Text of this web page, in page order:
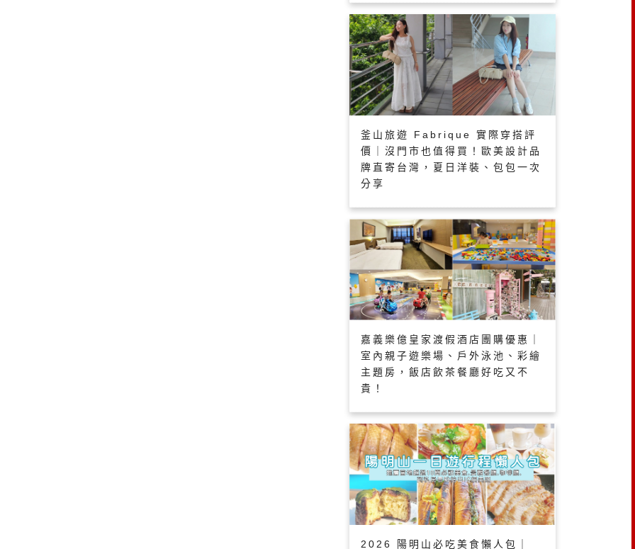
釜山旅遊 Fabrique 實際穿搭評
價｜沒門市也值得買！歐美設計品
牌直寄台灣，夏日洋裝、包包一次
分享
嘉義樂億皇家渡假酒店團購優惠｜
室內親子遊樂場、戶外泳池、彩繪
主題房，飯店飲茶餐廳好吃又不
貴！
2026 陽明山必吃美食懶人包｜